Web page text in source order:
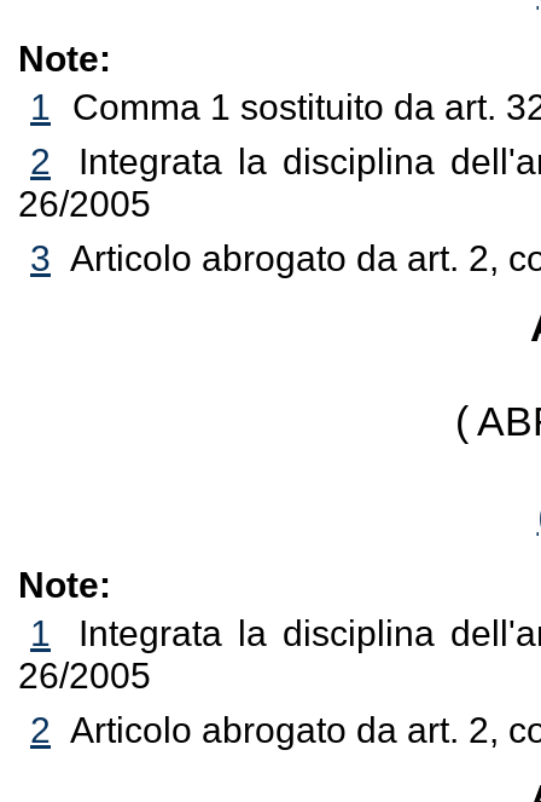
Note:
1 Comma 1 sostituito da art.
2
Integrata la disciplina
26/2005
3 Articolo abrogato da art. 2,
(
Note:
1
Integrata la disciplina
26/2005
2 Articolo abrogato da art. 2,